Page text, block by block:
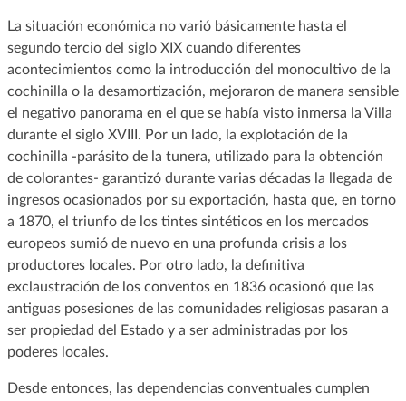
La situación económica no varió básicamente hasta el
segundo tercio del siglo XIX cuando diferentes
acontecimientos como la introducción del monocultivo de la
cochinilla o la desamortización, mejoraron de manera sensible
el negativo panorama en el que se había visto inmersa la Villa
durante el siglo XVIII. Por un lado, la explotación de la
cochinilla -parásito de la tunera, utilizado para la obtención
de colorantes- garantizó durante varias décadas la llegada de
ingresos ocasionados por su exportación, hasta que, en torno
a 1870, el triunfo de los tintes sintéticos en los mercados
europeos sumió de nuevo en una profunda crisis a los
productores locales. Por otro lado, la definitiva
exclaustración de los conventos en 1836 ocasionó que las
antiguas posesiones de las comunidades religiosas pasaran a
ser propiedad del Estado y a ser administradas por los
poderes locales.
Desde entonces, las dependencias conventuales cumplen